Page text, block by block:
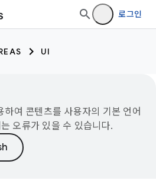
로그인
UI
여 콘텐츠를 사용자의 기본 언어
오류가 있을 수 있습니다.